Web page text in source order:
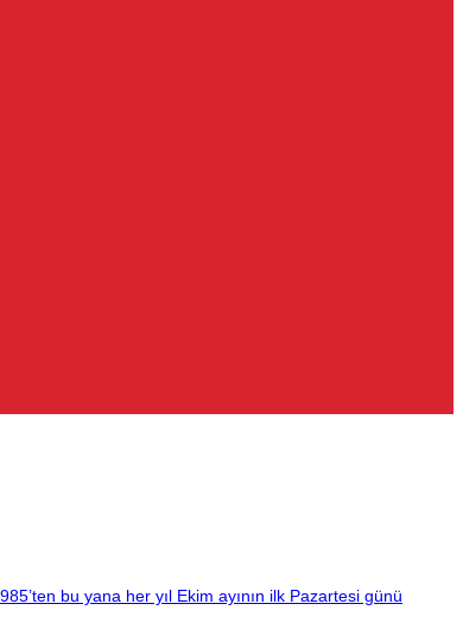
bu yana her yıl Ekim ayının ilk Pazartesi günü